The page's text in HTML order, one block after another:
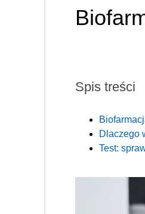
Spis treści
Dlaczego
Test: